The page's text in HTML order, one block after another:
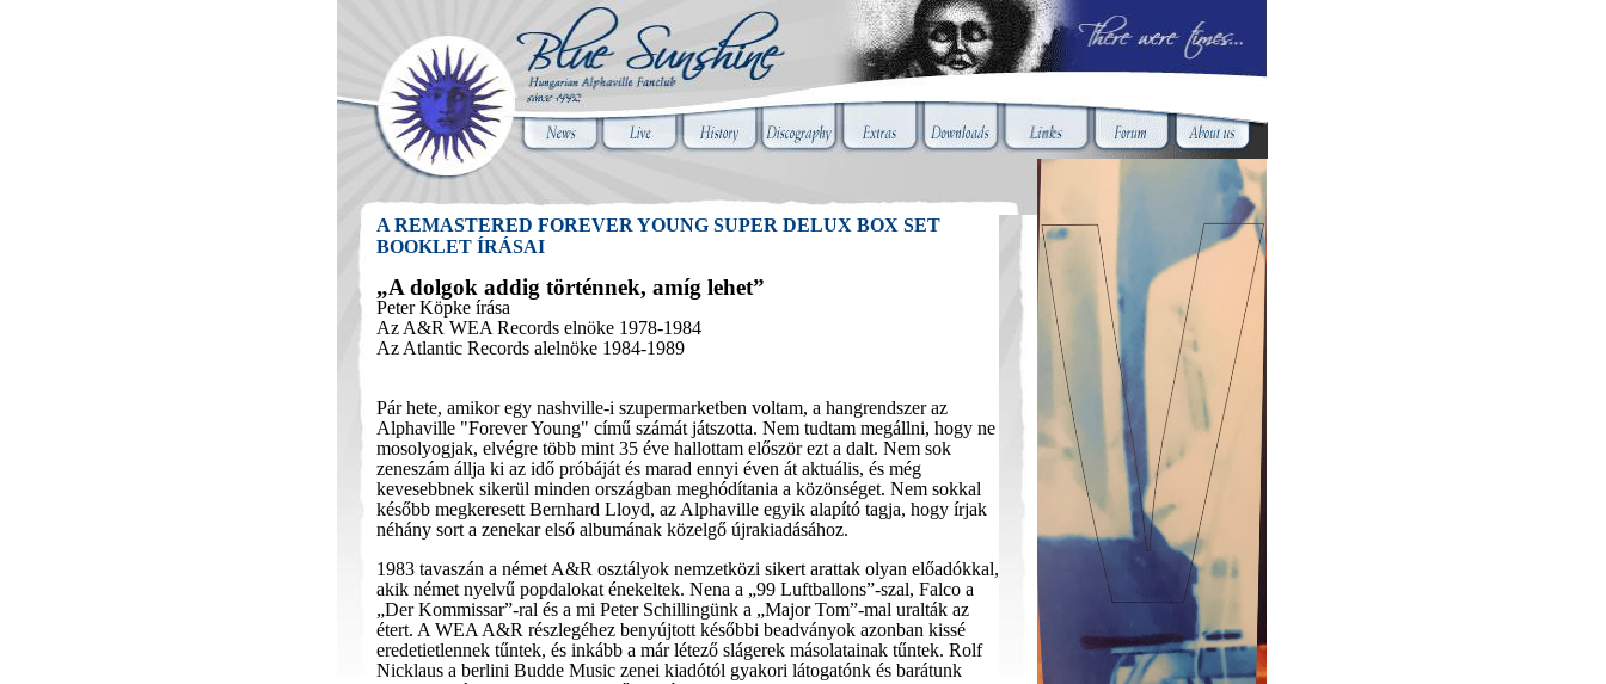
A REMASTERED FOREVER YOUNG SUPER DELUX BOX SET
BOOKLET ÍRÁSAI
„A dolgok addig történnek, amíg lehet”
Peter Köpke írása
Az A&R WEA Records elnöke 1978-1984
Az Atlantic Records alelnöke 1984-1989
Pár hete, amikor egy nashville-i szupermarketben voltam, a hangrendszer az
Alphaville "Forever Young" című számát játszotta. Nem tudtam megállni, hogy ne
mosolyogjak, elvégre több mint 35 éve hallottam először ezt a dalt. Nem sok
zeneszám állja ki az idő próbáját és marad ennyi éven át aktuális, és még
kevesebbnek sikerül minden országban meghódítania a közönséget. Nem sokkal
később megkeresett Bernhard Lloyd, az Alphaville egyik alapító tagja, hogy írjak
néhány sort a zenekar első albumának közelgő újrakiadásához.
1983 tavaszán a német A&R osztályok nemzetközi sikert arattak olyan előadókkal,
akik német nyelvű popdalokat énekeltek. Nena a „99 Luftballons”-szal, Falco a
„Der Kommissar”-ral és a mi Peter Schillingünk a „Major Tom”-mal uralták az
étert. A WEA A&R részlegéhez benyújtott későbbi beadványok azonban kissé
eredetietlennek tűntek, és inkább a már létező slágerek másolatainak tűntek. Rolf
Nicklaus a berlini Budde Music zenei kiadótól gyakori látogatónk és barátunk